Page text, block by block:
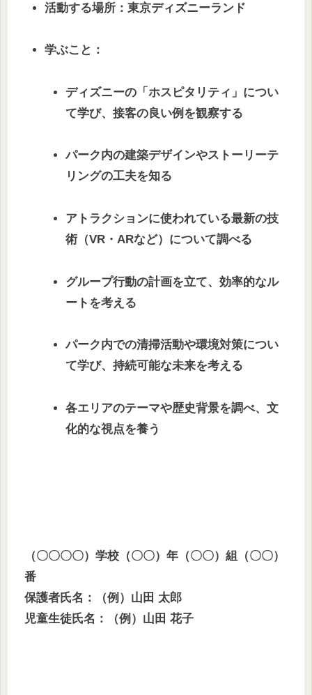
活動する場所：東京ディズニーランド
学ぶこと：
ディズニーの「ホスピタリティ」につい
て学び、接客の良い例を観察する
パーク内の建築デザインやストーリーテ
リングの工夫を知る
アトラクションに使われている最新の技
術（VR・ARなど）について調べる
グループ行動の計画を立て、効率的なル
ートを考える
パーク内での清掃活動や環境対策につい
て学び、持続可能な未来を考える
各エリアのテーマや歴史背景を調べ、文
化的な視点を養う
（〇〇〇〇）学校（〇〇）年（〇〇）組（〇〇）
番
保護者氏名：（例）山田 太郎
児童生徒氏名：（例）山田 花子